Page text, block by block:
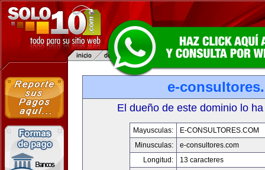
e-
El dueño de este dominio lo
Mayusculas:
E-CONSULTORES.COM
Minusculas:
e-consultores.com
Longitud:
13 caracteres